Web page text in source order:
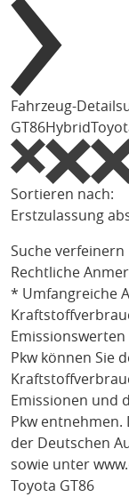
Fahrzeug-
GT86Hybrid
Sortieren nach:
Erstzulassung
Suche verfeinern
Rechtliche
* Umfangreiche
Pkw können Sie
Emissionen und
Pkw
der Deutschen
sowie unter
Toyota GT86